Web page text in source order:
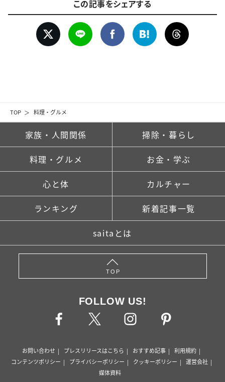
TOP 料理・グルメ
この記事をシェアする
家族・人間関係 掃除・暮らし
料理・グルメ お金・学ぶ
心と体 カルチャー
ランキング 新着記事一覧
saitaとは
TOP
FOLLOW US!
お問い合わせ プレスリリースはこちら おすすめ記事
利用規約
コンテンツポリシー
プライバシーポリシー クッキーポリシー
運営会社
媒体資料